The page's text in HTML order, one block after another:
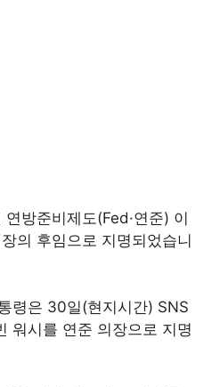
방준비제도(Fed·연준) 이
의 후임으로 지명되었습니
령은 30일(현지시간) SNS
워시를 연준 의장으로 지명